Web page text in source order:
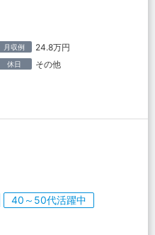
月収例 24.8万円
休日 その他
40～50代活躍中